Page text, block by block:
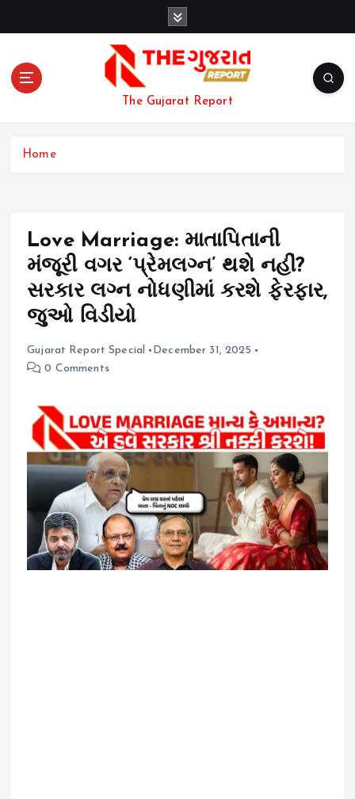
The Gujarat Report
Home
Love Marriage: માતાપિતાની
મંજૂરી વગર ‘પ્રેમલગ્ન’ થશે નહીં?
સરકાર લગ્ન નોધણીમાં કરશે ફેરફાર,
જુઓ વિડીયો
Gujarat Report Special
December 31, 2025
0 Comments